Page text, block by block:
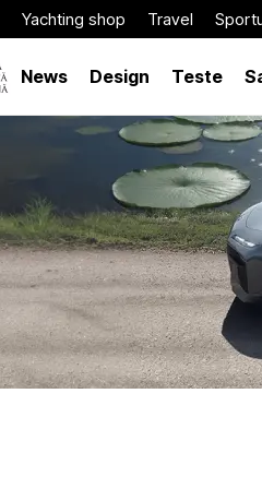
Yachting shop Travel
News Design Teste